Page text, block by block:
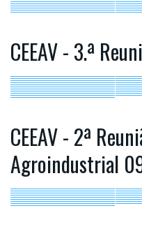
CEEAV - 3.ª
CEEAV - 2ª
Agroindustrial